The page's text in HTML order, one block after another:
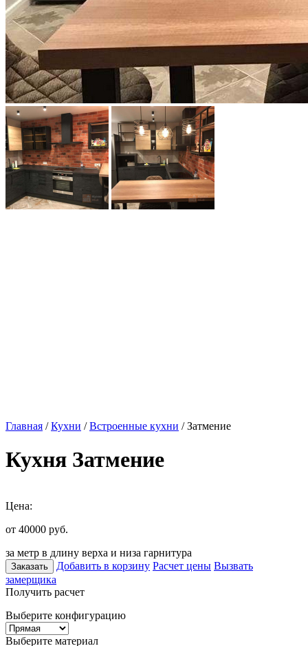
Главная /Кухни /Встроенные кухни / Затмение
Кухня Затмение
Цена:
от 40000 руб.
за метр в длину верха и низа гарнитура
Заказать Добавить в корзину Расчет цены Вызвать
замерщика
Получить расчет
Выберите конфигурацию
Выберите материал